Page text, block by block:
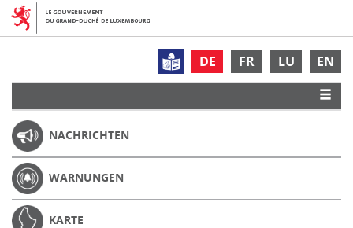
DE FR LU EN
NACHRICHTEN
WARNUNGEN
KARTE